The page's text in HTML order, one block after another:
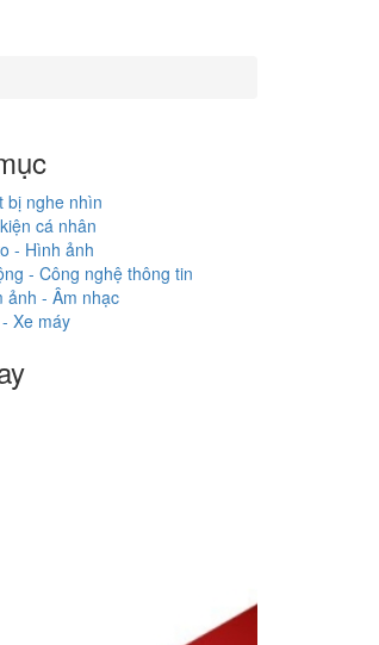
bị nghe nhìn
cá nhân
- Hình ảnh
- Công nghệ thông tin
ảnh - Âm nhạc
Xe máy